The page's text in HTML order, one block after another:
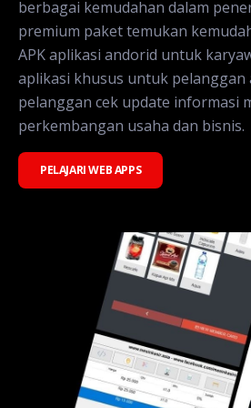
berbagai kemudahan dalam
premium paket temukan
APK aplikasi andorid untuk
aplikasi khusus untuk pelanggan
pelanggan cek update informasi
perkembangan usaha dan bisnis.
PELAJARI WEB APPS